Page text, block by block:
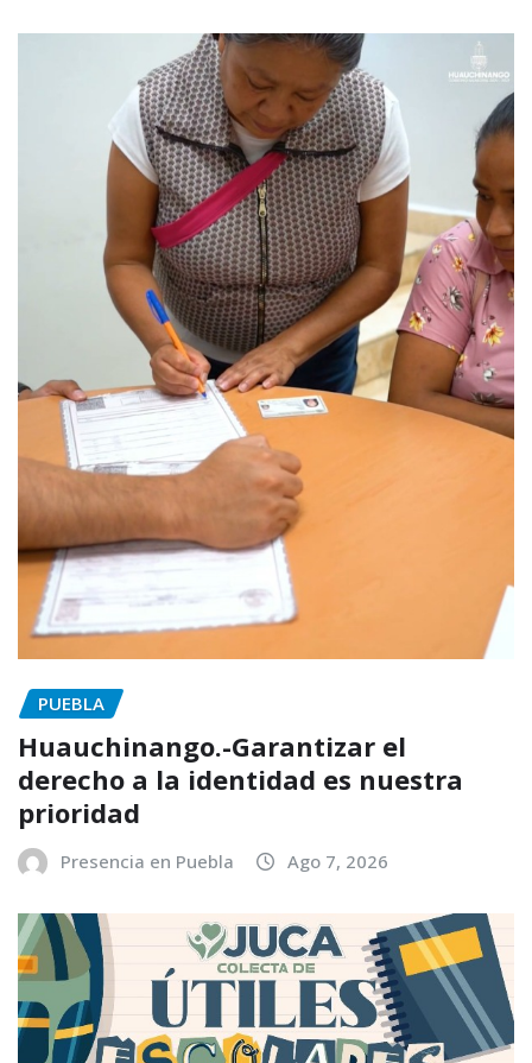
PUEBLA
Huauchinango.-Garantizar el
derecho a la identidad es nuestra
prioridad
Presencia en Puebla Ago 7, 2026